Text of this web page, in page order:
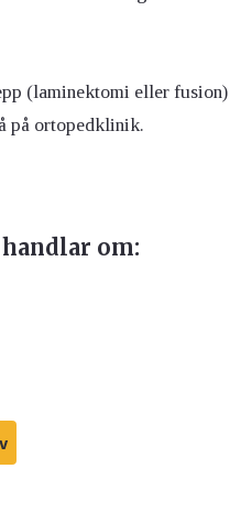
(laminektomi eller fusion)
på ortopedklinik.
om: